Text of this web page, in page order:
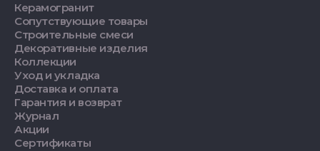
Керамогранит
Сопутствующие товары
Строительные смеси
Декоративные изделия
Коллекции
Уход и укладка
Доставка и оплата
Гарантия и возврат
Журнал
Акции
Сертификаты